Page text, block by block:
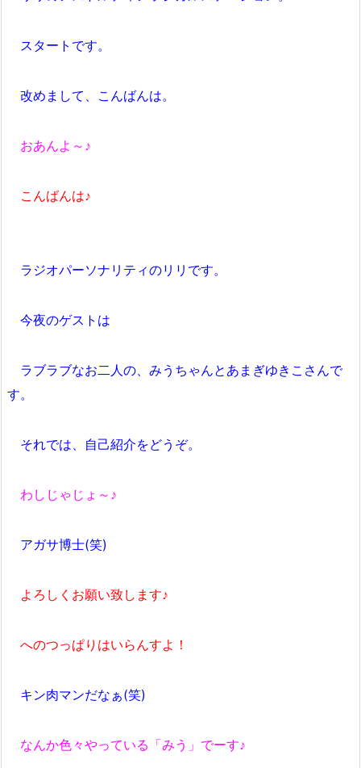
スタートです。
改めまして、こんばんは。
おあんよ～♪
こんばんは♪
ラジオパーソナリティのリリです。
今夜のゲストは
ラブラブなお二人の、みうちゃんとあまぎゆきこさんで
す。
それでは、自己紹介をどうぞ。
わしじゃじょ～♪
アガサ博士(笑)
よろしくお願い致します♪
へのつっぱりはいらんすよ！
キン肉マンだなぁ(笑)
なんか色々やっている「みう」でーす♪